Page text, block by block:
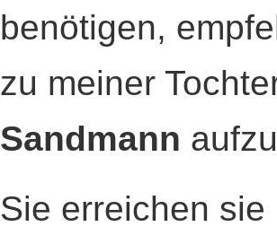
benötigen,
zu meiner
Sandmann
Sie erreichen sie